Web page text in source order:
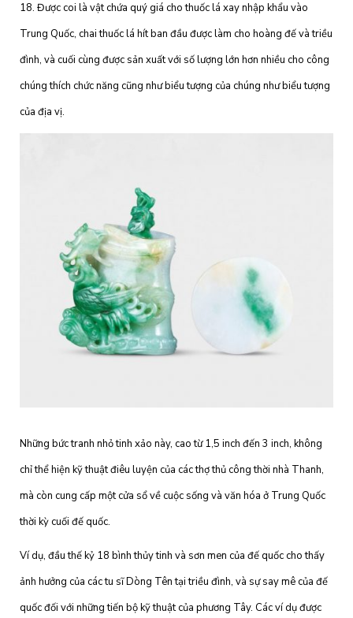
18. Được coi là vật chứa quý giá cho thuốc lá xay nhập khẩu vào
Trung Quốc, chai thuốc lá hít ban đầu được làm cho hoàng đế và triều
đình, và cuối cùng được sản xuất với số lượng lớn hơn nhiều cho công
chúng thích chức năng cũng như biểu tượng của chúng như biểu tượng
của địa vị.
Những bức tranh nhỏ tinh xảo này, cao từ 1,5 inch đến 3 inch, không
chỉ thể hiện kỹ thuật điêu luyện của các thợ thủ công thời nhà Thanh,
mà còn cung cấp một cửa sổ về cuộc sống và văn hóa ở Trung Quốc
thời kỳ cuối đế quốc.
Ví dụ, đầu thế kỷ 18 bình thủy tinh và sơn men của đế quốc cho thấy
ảnh hưởng của các tu sĩ Dòng Tên tại triều đình, và sự say mê của đế
quốc đối với những tiến bộ kỹ thuật của phương Tây. Các ví dụ được